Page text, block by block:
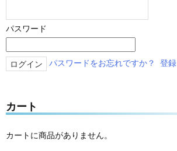
パスワード
パスワードをお忘れですか？ 登録
カート
カートに商品がありません。